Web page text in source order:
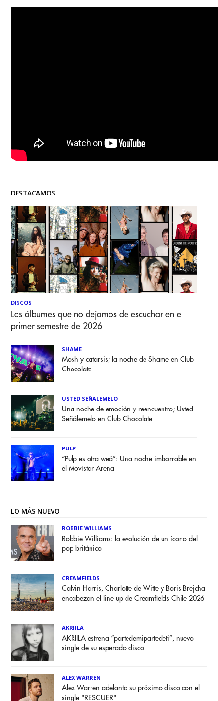
DESTACAMOS
DISCOS
Los álbumes que no dejamos de escuchar en el
primer semestre de 2026
SHAME
Mosh y catarsis; la noche de Shame en Club
Chocolate
USTED SEÑALEMELO
Una noche de emoción y reencuentro; Usted
Señálemelo en Club Chocolate
PULP
“Pulp es otra weá”: Una noche imborrable en
el Movistar Arena
LO MÁS NUEVO
ROBBIE WILLIAMS
Robbie Williams: la evolución de un ícono del
pop británico
CREAMFIELDS
Calvin Harris, Charlotte de Witte y Boris Brejcha
encabezan el line up de Creamfields Chile 2026
AKRIILA
AKRIILA estrena “partedemipartedeti”, nuevo
single de su esperado disco
ALEX WARREN
Alex Warren adelanta su próximo disco con el
single "RESCUER"